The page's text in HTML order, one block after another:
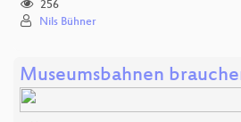
256
Nils Bühner
Museumsbahnen